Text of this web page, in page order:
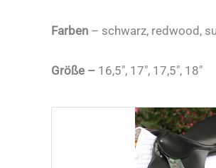
Farben – schwarz, redwood,
Größe – 16,5″, 17″, 17,5″, 18″